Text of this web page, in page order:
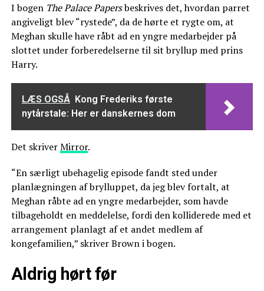
I bogen The Palace Papersbeskrives det, hvordan parret
angiveligt blev “rystede”, da de hørte et rygte om, at
Meghan skulle have råbt ad en yngre medarbejder på
slottet under forberedelserne til sit bryllup med prins
Harry.
LÆS OGSÅ Kong Frederiks første
nytårstale: Her er danskernes dom
Det skriverMirror.
“En særligt ubehagelig episode fandt sted under
planlægningen af brylluppet, da jeg blev fortalt, at
Meghan råbte ad en yngre medarbejder, som havde
tilbageholdt en meddelelse, fordi den kolliderede med et
arrangement planlagt af et andet medlem af
kongefamilien,” skriver Brown i bogen.
Aldrig hørt før